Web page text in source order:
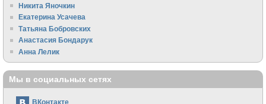
Никита Яночкин
Екатерина Усачева
Татьяна Бобровских
Анастасия Бондарук
Анна Лелик
Мы в социальных сетях
ВКонтакте